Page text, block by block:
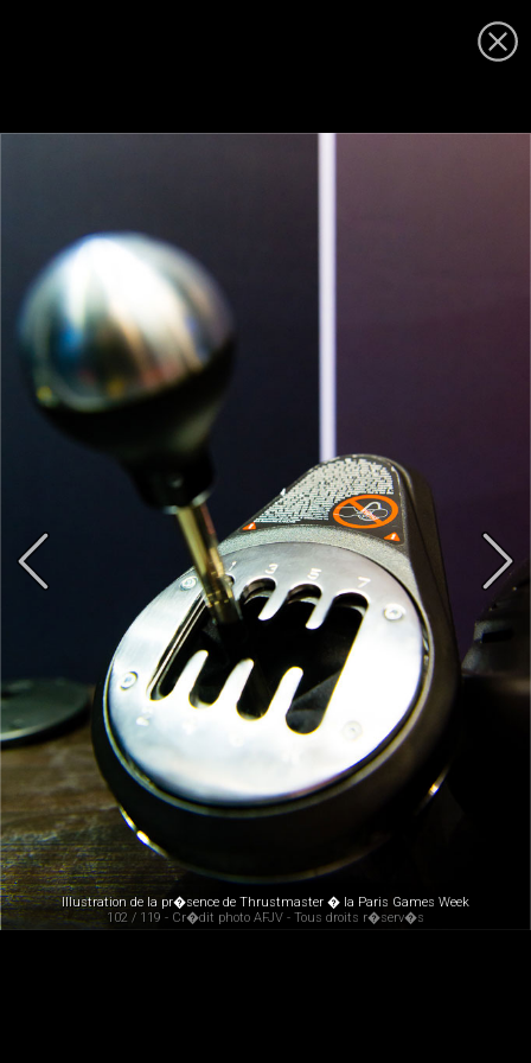
Illustration de la pr�sence de Thrustmaster � la Paris Games Week
102 / 119 - Cr�dit photo AFJV - Tous droits r�serv�s